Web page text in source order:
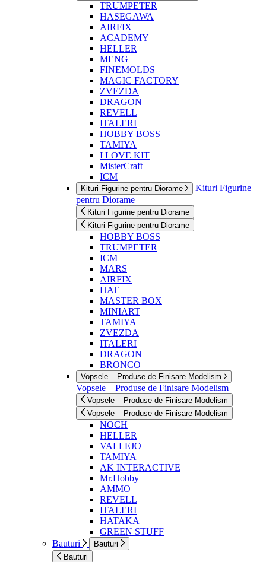
TRUMPETER
HASEGAWA
AIRFIX
ACADEMY
HELLER
MENG
FINEMOLDS
MAGIC FACTORY
ZVEZDA
DRAGON
REVELL
ITALERI
HOBBY BOSS
TAMIYA
I LOVE KIT
MisterCraft
ICM
Kituri Figurine pentru Diorame
Kituri Figurine
pentru Diorame
Kituri Figurine pentru Diorame
Kituri Figurine pentru Diorame
HOBBY BOSS
TRUMPETER
ICM
MARS
AIRFIX
HAT
MASTER BOX
MINIART
TAMIYA
ZVEZDA
ITALERI
DRAGON
BRONCO
Vopsele – Produse de Finisare Modelism
Vopsele – Produse de Finisare Modelism
Vopsele – Produse de Finisare Modelism
Vopsele – Produse de Finisare Modelism
NOCH
HELLER
VALLEJO
TAMIYA
AK INTERACTIVE
Mr.Hobby
AMMO
REVELL
ITALERI
HATAKA
GREEN STUFF
Bauturi
Bauturi
Bauturi